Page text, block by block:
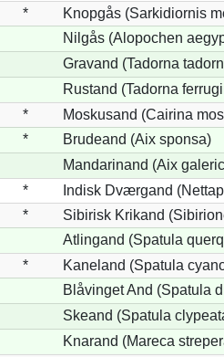
*
Knopgås (Sarkidiornis
Nilgås (Alopochen
Gravand (Tadorna
Rustand (Tadorna
*
Moskusand (Cairina
* Brudeand (Aix sponsa)
Mandarinand (Aix
*
Indisk Dværgand
*
Sibirisk Krikand
Atlingand (Spatula
*
Kaneland (Spatula
Blåvinget And (Spatula
Skeand (Spatula
Knarand (Mareca